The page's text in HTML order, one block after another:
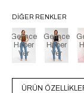
DIĞER RENKLER
Gelince
Haber
Ver
Gelince
Haber
Ver
ÜRÜN